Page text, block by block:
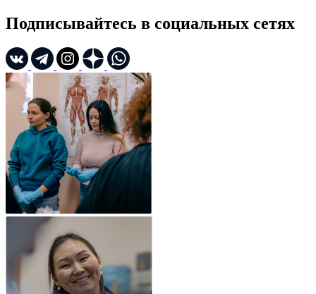
Подписывайтесь в социальных сетях